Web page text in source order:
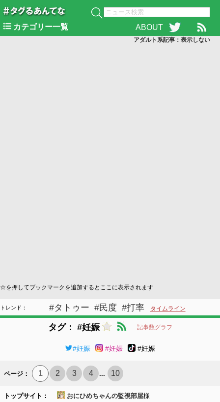
カテゴリー一覧 ABOUT
アダルト系記事：表示しない
☆を押してブックマークを追加するとここに表示されます
#タトゥー #民度 #打率 タイムライン
トレンド：
タグ： #妊娠 記事数グラフ
#妊娠 #妊娠 #妊娠
ページ： 1 2 3 4 ... 10
トップサイト： おにひめちゃんの監視部屋様